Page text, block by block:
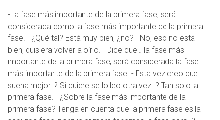
-La fase más importante de la primera fase, será
considerada como la fase más importante de la primera
fase. - ¿Qué tal? Está muy bien, ¿no? - No, eso no está
bien, quisiera volver a oírlo. - Dice que… la fase más
importante de la primera fase, será considerada la fase
más importante de la primera fase. - Esta vez creo que
suena mejor. ? Si quiere se lo leo otra vez. ? Tan solo la
primera fase. - ¿Sobre la fase más importante de la
primera fase? Tenga en cuenta que la primera fase es la